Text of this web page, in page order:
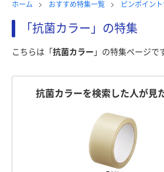
ホーム おすすめ特集一覧 ピンポイン
「抗菌カラー」の特集
こちらは「抗菌カラー 」の特集ページで
抗菌カラーを検索した人が見